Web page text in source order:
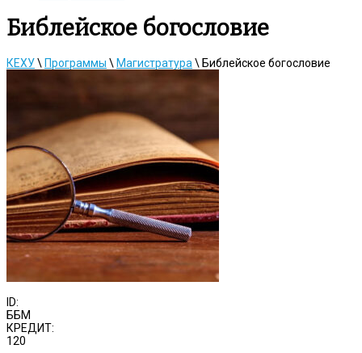
Библейское богословие
КЕХУ\ Программы \ Магистратура \ Библейское богословие
ID:
ББМ
КРЕДИТ:
120